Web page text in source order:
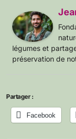
légumes et
préservation de
Partager :
Facebook